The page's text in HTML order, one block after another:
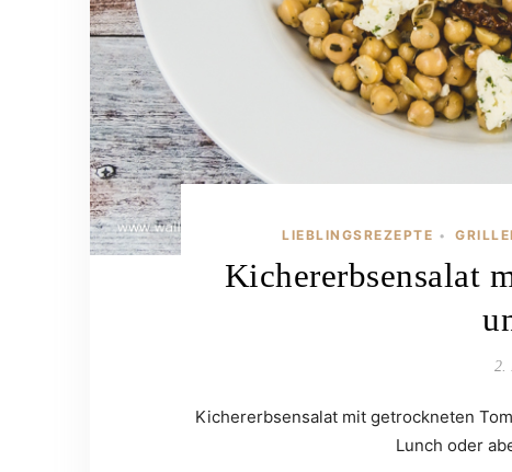
LIEBLINGSREZEPTE •
Kichererbsensalat
2.
Kichererbsensalat mit getrockneten
Lunch oder